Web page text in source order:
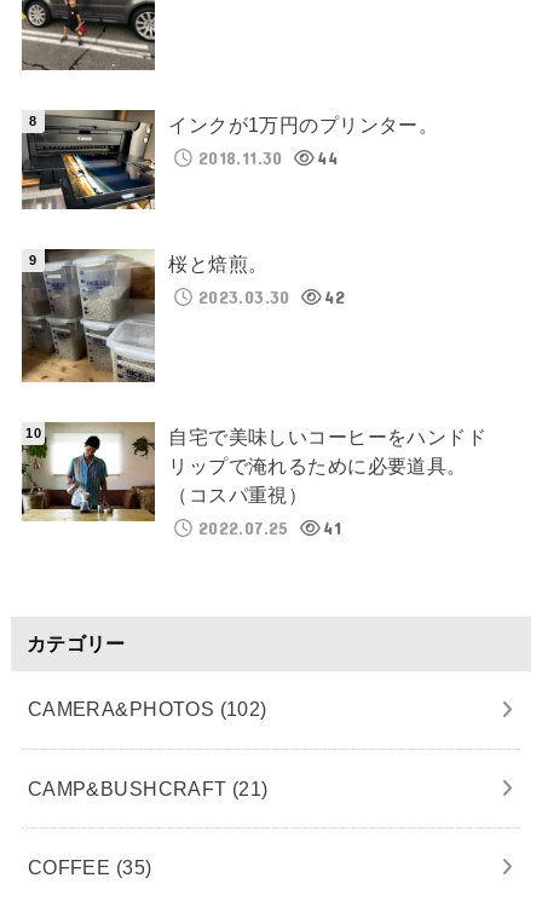
インクが1万円のプリンター。
2018.11.30
44
桜と焙煎。
2023.03.30
42
自宅で美味しいコーヒーをハンドド
リップで淹れるために必要道具。
（コスパ重視）
2022.07.25
41
カテゴリー
CAMERA&PHOTOS (102)
CAMP&BUSHCRAFT (21)
COFFEE (35)